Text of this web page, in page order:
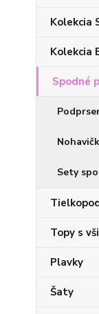
Kolekcia
Kolekcia
Spodné
Sety
Topy s
Plavky
Šaty